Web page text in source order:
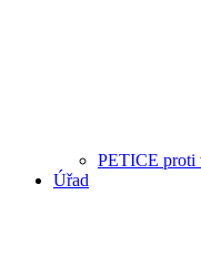
PETICE proti
Úřad